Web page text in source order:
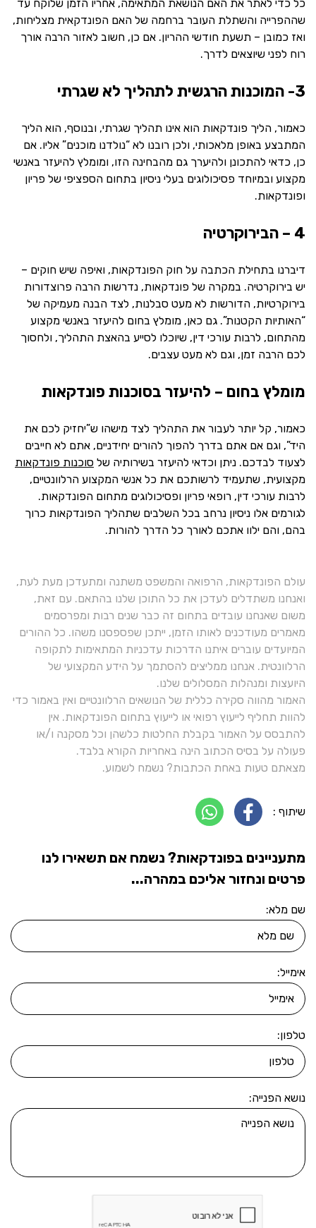
כל כדי לאתר את האם הנושאת המתאימה, אחריו הזמן שלוקח עד
שההפרייה והשתלת העובר ברחמה של האם הפונדקאית מצליחות,
ואז כמובן – תשעת חודשי ההריון. אם כן, חשוב לאזור הרבה אורך
רוח לפני שיוצאים לדרך.
3- המוכנות הרגשית לתהליך לא שגרתי
כאמור, הליך פונדקאות הוא אינו תהליך שגרתי, ובנוסף, הוא הליך
המתבצע באופן מלאכותי, ולכן רובנו לא “נולדנו מוכנים” אליו. אם
כן, כדאי להתכונן ולהיערך גם מהבחינה הזו, ומומלץ להיעזר באנשי
מקצוע ובמיוחד פסיכולוגים בעלי ניסיון בתחום הספציפי של פריון
ופונדקאות.
4 – הבירוקרטיה
דיברנו בתחילת הכתבה על חוק הפונדקאות, ואיפה שיש חוקים –
יש בירוקרטיה. במקרה של פונדקאות, נדרשות הרבה פרוצדורות
בירוקרטיות, הדורשות לא מעט סבלנות, לצד הבנה מעמיקה של
“האותיות הקטנות”. גם כאן, מומלץ בחום להיעזר באנשי מקצוע
מהתחום, לרבות עורכי דין, שיוכלו לסייע בהאצת התהליך, ולחסוך
לכם הרבה זמן, וגם לא מעט עצבים.
מומלץ בחום – להיעזר בסוכנות פונדקאות
כאמור, קל יותר לעבור את התהליך לצד מישהו ש”יחזיק לכם את
היד”, וגם אם אתם בדרך להפוך להורים יחידניים, אתם לא חייבים
לצעוד לבדכם. ניתן וכדאי להיעזר בשירותיה של סוכנות פונדקאות
מקצועית, שתעמיד לרשותכם את כל אנשי המקצוע הרלוונטיים,
לרבות עורכי דין, רופאי פריון ופסיכולוגים מתחום הפונדקאות.
לגורמים אלו ניסיון נרחב בכל השלבים שתהליך הפונדקאות כרוך
בהם, והם ילוו אתכם לאורך כל הדרך להורות.
עולם הפונדקאות, הרפואה והמשפט משתנה ומתעדכן מעת לעת,
ואנחנו משתדלים לעדכן את כל התוכן שלנו בהתאם. עם זאת,
משום שאנחנו עובדים בתחום זה כבר שנים רבות ומפרסמים
מאמרים מעודכנים לאותו הזמן, ייתכן שפספסנו משהו. כל ההורים
המיועדים עוברים איתנו הדרכות עדכניות המתאימות לתקופה
הרלוונטית. אנחנו ממליצים להסתמך על הידע המקצועי של
היועצות ומנהלות המסלולים שלנו.
האמור מהווה סקירה כללית של הנושאים הרלוונטיים ואין באמור כדי
להוות תחליף לייעוץ רפואי או לייעוץ בתחום הפונדקאות. אין
להתבסס על האמור בקבלת החלטות כלשהן וכל מסקנה ו/או
פעולה על בסיס הכתוב הינה באחריות הקורא בלבד.
מצאתם טעות באחת הכתבות? נשמח לשמוע.
שיתוף :
מתעניינים בפונדקאות? נשמח אם תשאירו לנו
פרטים ונחזור אליכם במהרה...
שם מלא:
אימייל:
טלפון:
נושא הפנייה: